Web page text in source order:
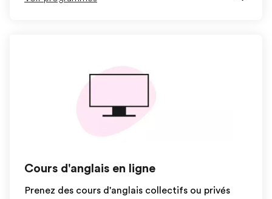
Cours d'anglais en ligne
Prenez des cours d'anglais collectifs ou privés